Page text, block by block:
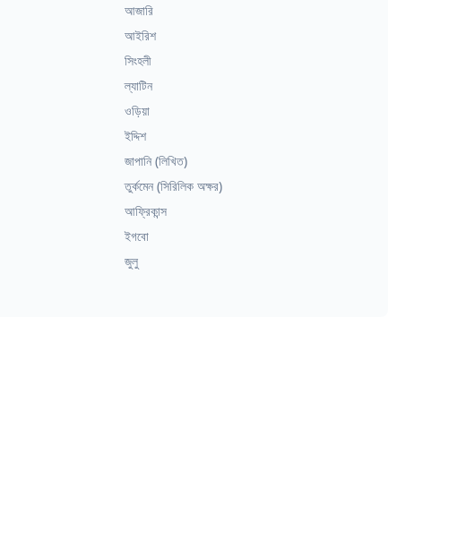
আজারি
আইরিশ
সিংহলী
ল্যাটিন
ওড়িয়া
ইদ্দিশ
জাপানি (লিখিত)
তুর্কমেন (সিরিলিক অক্ষর)
আফ্রিকান্স
ইগবো
জুলু